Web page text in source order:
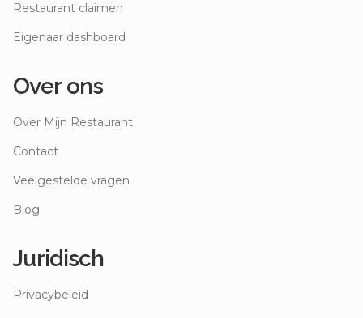
Restaurant claimen
Eigenaar dashboard
Over ons
Over Mijn Restaurant
Contact
Veelgestelde vragen
Blog
Juridisch
Privacybeleid